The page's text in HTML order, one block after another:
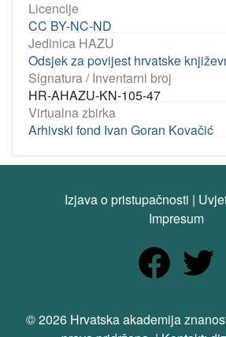
Licencije
CC BY-NC-ND
Jedinica HAZU
Odsjek za povijest hrvatske
Signatura / Inventarni broj
HR-AHAZU-KN-105-47
Virtualna zbirka
Arhivski fond Ivan Goran Kovačić
Izjava o pristupačnosti |
Impresum
© 2026 Hrvatska akademija